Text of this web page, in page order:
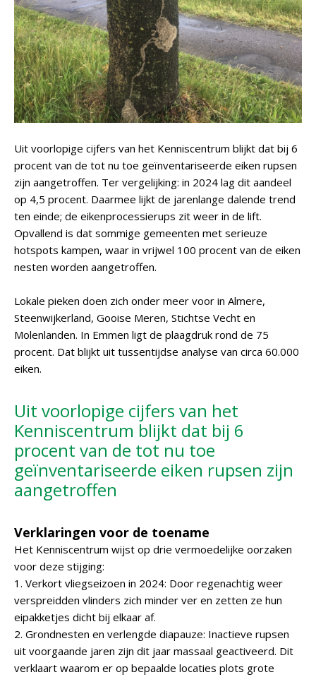
Uit voorlopige cijfers van het Kenniscentrum blijkt dat bij 6
procent van de tot nu toe geïnventariseerde eiken rupsen
zijn aangetroffen. Ter vergelijking: in 2024 lag dit aandeel
op 4,5 procent. Daarmee lijkt de jarenlange dalende trend
ten einde; de eikenprocessierups zit weer in de lift.
Opvallend is dat sommige gemeenten met serieuze
hotspots kampen, waar in vrijwel 100 procent van de eiken
nesten worden aangetroffen.
Lokale pieken doen zich onder meer voor in Almere,
Steenwijkerland, Gooise Meren, Stichtse Vecht en
Molenlanden. In Emmen ligt de plaagdruk rond de 75
procent. Dat blijkt uit tussentijdse analyse van circa 60.000
eiken.
Uit voorlopige cijfers van het
Kenniscentrum blijkt dat bij 6
procent van de tot nu toe
geïnventariseerde eiken rupsen zijn
aangetroffen
Verklaringen voor de toename
Het Kenniscentrum wijst op drie vermoedelijke oorzaken
voor deze stijging:
1. Verkort vliegseizoen in 2024: Door regenachtig weer
verspreidden vlinders zich minder ver en zetten ze hun
eipakketjes dicht bij elkaar af.
2. Grondnesten en verlengde diapauze: Inactieve rupsen
uit voorgaande jaren zijn dit jaar massaal geactiveerd. Dit
verklaart waarom er op bepaalde locaties plots grote